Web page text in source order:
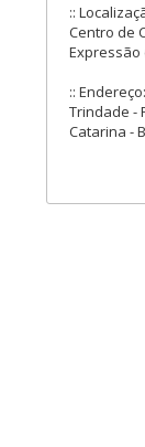
::
Centro de
Expressão
::
Trindade -
Catarina -